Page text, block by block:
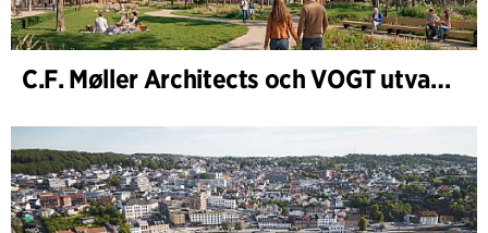
C.F. Møller Architects och VOGT utvalda att forma framtidens Hamburg-Altona